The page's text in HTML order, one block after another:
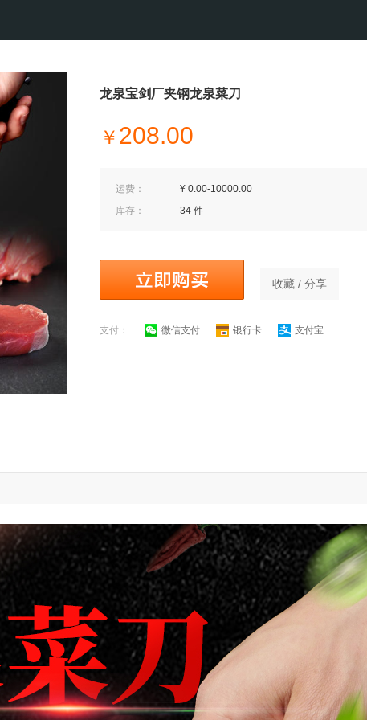
龙泉宝剑厂夹钢龙泉菜刀
￥ 208.00
运费：
¥ 0.00-10000.00
库存：
34 件
收藏 / 分享
支付： 微信支付 银行卡 支付宝